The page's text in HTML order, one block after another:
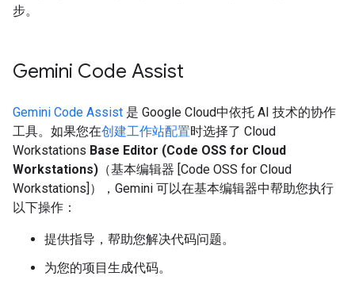
步。
Gemini Code Assist
Gemini Code Assist 是 Google Cloud中依托 AI 技术的协作
工具。如果您在创建工作站配置时选择了 Cloud
Workstations Base Editor (Code OSS for Cloud
Workstations) （基本编辑器 [Code OSS for Cloud
Workstations]），Gemini 可以在基本编辑器中帮助您执行
以下操作：
提供指导，帮助您解决代码问题。
为您的项目生成代码。